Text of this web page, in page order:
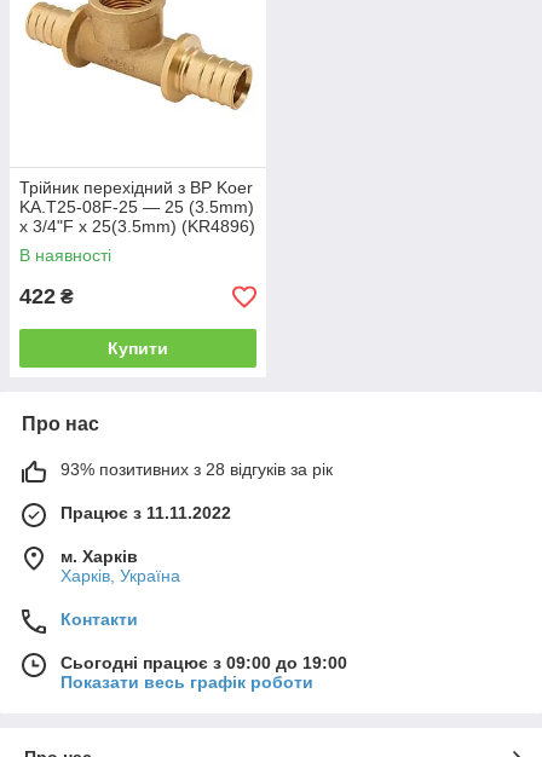
Трійник перехідний з ВР Koer
KA.T25-08F-25 — 25 (3.5mm)
x 3/4"F x 25(3.5mm) (KR4896)
В наявності
422 ₴
Купити
Про нас
93% позитивних з 28 відгуків за рік
Працює з 11.11.2022
м. Харків
Харків, Україна
Контакти
Сьогодні працює з 09:00 до 19:00
Показати весь графік роботи